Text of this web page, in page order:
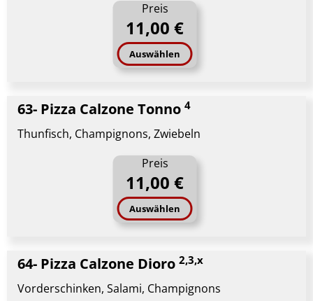
Preis
11,00 €
Auswählen
63- Pizza Calzone Tonno 4
Thunfisch, Champignons, Zwiebeln
Preis
11,00 €
Auswählen
64- Pizza Calzone Dioro 2,3,x
Vorderschinken, Salami, Champignons